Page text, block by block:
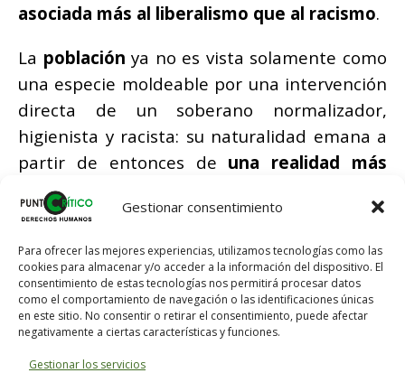
Gestionar consentimiento
Para ofrecer las mejores experiencias, utilizamos tecnologías como las
cookies para almacenar y/o acceder a la información del dispositivo. El
consentimiento de estas tecnologías nos permitirá procesar datos
como el comportamiento de navegación o las identificaciones únicas
en este sitio. No consentir o retirar el consentimiento, puede afectar
negativamente a ciertas características y funciones.
Gestionar los servicios
asociada más al liberalismo que al racismo.
La población ya no es vista solamente como
una especie moldeable por una intervención
directa de un soberano normalizador,
higienista y racista: su naturalidad emana a
partir de entonces de una realidad más
autónoma, consistente y resistente
dotada de sus propias leyes, compuesta de
una multiplicidad de individuos con un
comportamiento reglado por el interés, y
que por consiguiente el Estado no puede
pura y simplemente doblegar a su
voluntad